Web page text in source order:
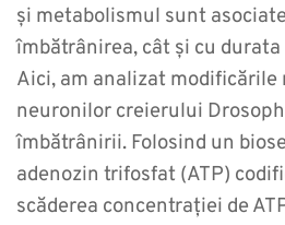
și metabolismul sunt
îmbătrânirea, cât și cu
Aici, am analizat
neuronilor creierului
îmbătrânirii. Folosind un
adenozin trifosfat (ATP)
scăderea concentrației de